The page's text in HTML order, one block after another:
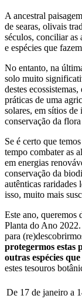
A ancestral
de searas, olivais
séculos, conciliar as
e espécies que
No entanto, na
solo muito
destes
práticas de uma
solares, em sítios de
conservação da
Se é certo que
tempo combater as
em energias
conservação da
autênticas raridades
isso, muito mais
Este ano, queremos
Planta do Ano 2022.
para
protegermos estas
outras espécies
estes tesouros
De 17 de janeiro a